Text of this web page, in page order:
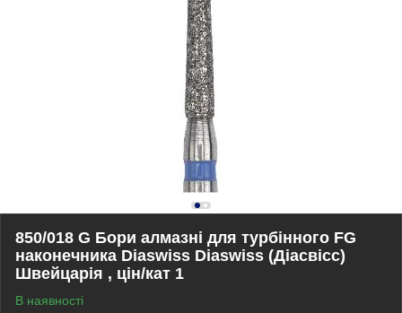
850/018 G Бори алмазні для турбінного FG
наконечника Diaswiss Diaswiss (Діасвісс)
Швейцарія , цін/кат 1
В наявності